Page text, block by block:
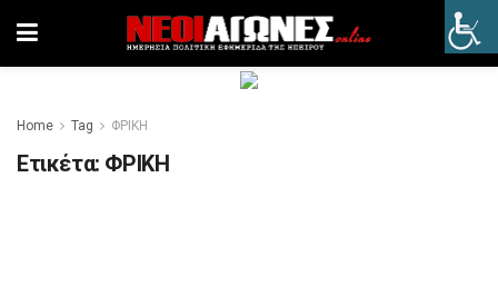
Home Tag ΦΡΙΚΗ
Ετικέτα: ΦΡΙΚΗ